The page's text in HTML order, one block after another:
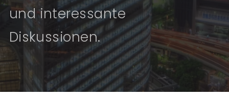
und interessante
Diskussionen.